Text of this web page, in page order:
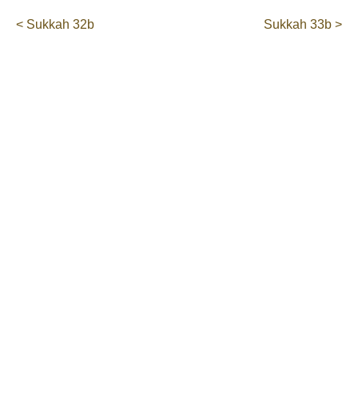
< Sukkah 32b Sukkah 33b >